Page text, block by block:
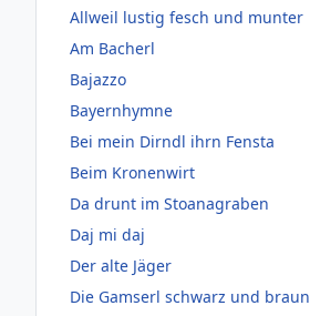
Allweil lustig fesch und munter
Am Bacherl
Bajazzo
Bayernhymne
Bei mein Dirndl ihrn Fensta
Beim Kronenwirt
Da drunt im Stoanagraben
Daj mi daj
Der alte Jäger
Die Gamserl schwarz und braun